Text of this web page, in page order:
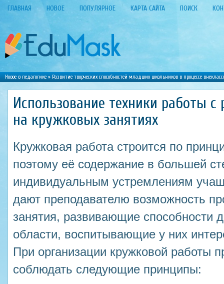
ГЛАВНАЯ НОВОЕ ПОПУЛЯРНОЕ КАРТА САЙТА ПОИСК
Новое в педагогике»Развитие творческих способностей младших школьников в процессе
Использование техники работы
на кружковых занятиях
Кружковая работа строится по
поэтому её содержание в большей
индивидуальным устремлениям
дают преподавателю возможность
занятия, развивающие способности
области, воспитывающие у них
При организации кружковой работы
соблюдать следующие принципы: